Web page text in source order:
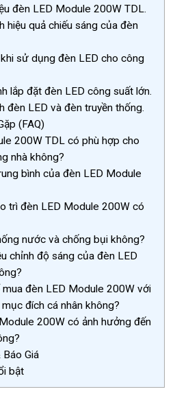
đèn LED Module 200W TDL.
hiệu quả chiếu sáng của đèn
sử dụng đèn LED cho công
lắp đặt đèn LED công suất lớn.
đèn LED và đèn truyền thống.
(FAQ)
200W TDL có phù hợp cho
nhà không?
bình của đèn LED Module
trì đèn LED Module 200W có
nước và chống bụi không?
chỉnh độ sáng của đèn LED
mua đèn LED Module 200W với
đích cá nhân không?
200W có ảnh hưởng đến
Giá
bật